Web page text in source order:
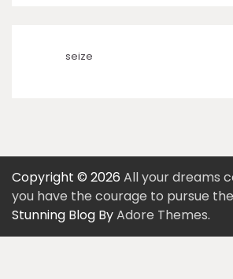
seize
Copyright © 2026 All your dreams
you have the courage to pursue
Stunning Blog ByAdore Themes.